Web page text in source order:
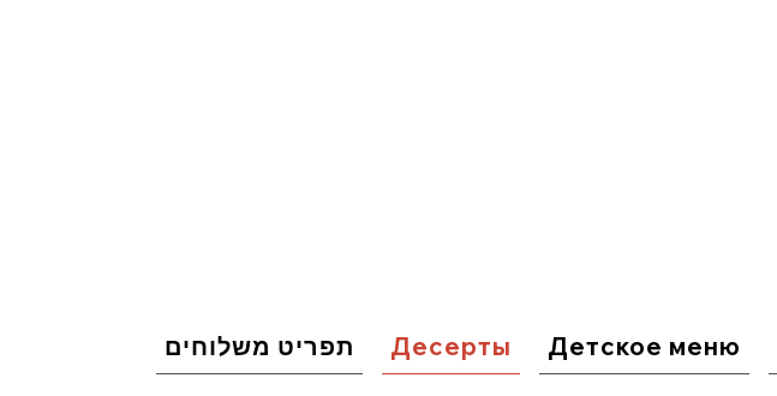
Детское меню
Десерты תפריט משלוחים